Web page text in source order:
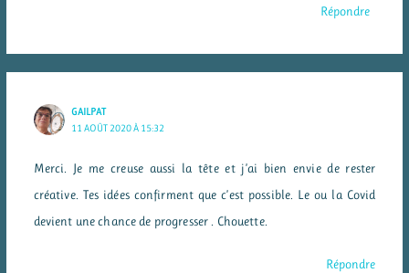
Répondre
GAILPAT
11 AOÛT 2020 À 15:32
Merci. Je me creuse aussi la tête et j’ai bien envie de rester
créative. Tes idées confirment que c’est possible. Le ou la Covid
devient une chance de progresser . Chouette.
Répondre